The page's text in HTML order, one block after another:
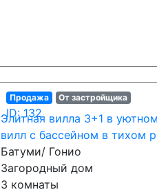
Продажа От застройщика
ID: 132
Элитная вилла 3+1 в
вилл с бассейном в тихом
Батуми/ Гонио
Загородный дом
3 комнаты